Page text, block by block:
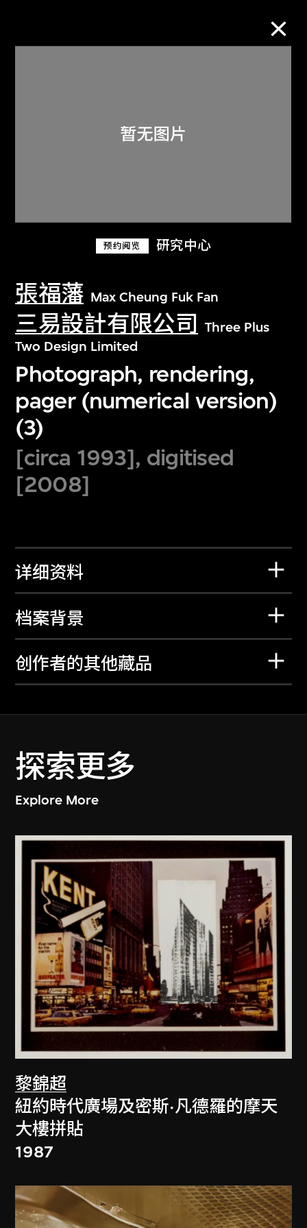
预约阅览 研究中心
張福藩 Max Cheung Fuk Fan
三易設計有限公司
Three Plus
Two Design Limited
Photograph, rendering,
pager (numerical version)
(3)
[circa 1993], digitised
[2008]
详细资料
档案背景
创作者的其他藏品
探索更多
Explore More
黎錦超
紐約時代廣場及密斯·凡德羅的摩天
大樓拼貼
1987
关于M+藏品
探索世界顶级的二十及二十一世纪视觉
文化藏品。